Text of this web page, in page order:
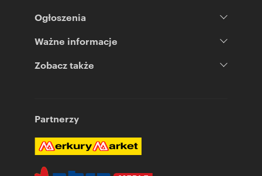
Ogłoszenia
Ważne informacje
Zobacz także
Partnerzy